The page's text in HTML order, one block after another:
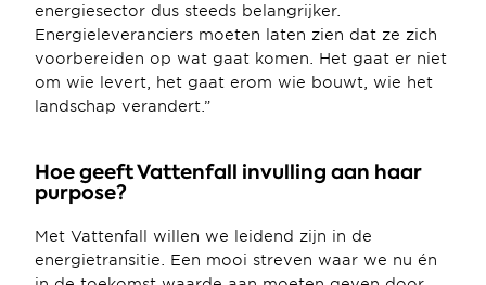
energiesector dus steeds belangrijker.
Energieleveranciers moeten laten zien dat ze zich
voorbereiden op wat gaat komen. Het gaat er niet
om wie levert, het gaat erom wie bouwt, wie het
landschap verandert.”
Hoe geeft Vattenfall invulling aan haar
purpose?
Met Vattenfall willen we leidend zijn in de
energietransitie. Een mooi streven waar we nu én